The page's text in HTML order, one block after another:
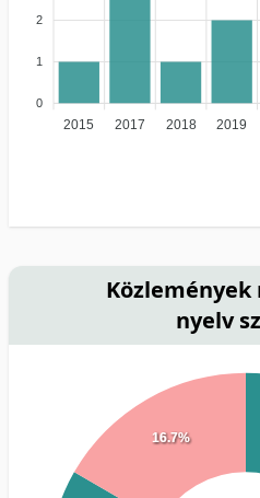
2
1
0
2015 2017 2018 2019
Közlemények
nyelv
16.7%